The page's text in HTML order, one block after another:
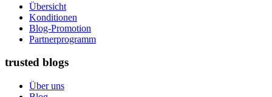
Übersicht
Konditionen
Blog-Promotion
Partnerprogramm
trusted blogs
Über uns